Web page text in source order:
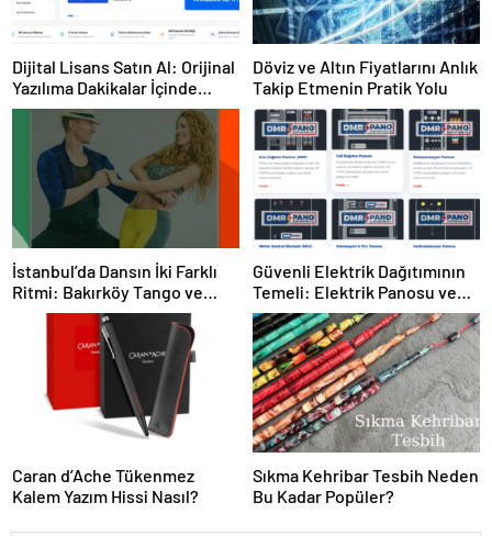
Dijital Lisans Satın Al: Orijinal
Yazılıma Dakikalar İçinde
Sahip Olun
Döviz ve Altın Fiyatlarını Anlık
Takip Etmenin Pratik Yolu
İstanbul’da Dansın İki Farklı
Ritmi: Bakırköy Tango ve
Kadıköy Salsa Kursları
Güvenli Elektrik Dağıtımının
Temeli: Elektrik Panosu ve
Şantiye Panosu Rehberi
Caran d’Ache Tükenmez
Kalem Yazım Hissi Nasıl?
Sıkma Kehribar Tesbih Neden
Bu Kadar Popüler?